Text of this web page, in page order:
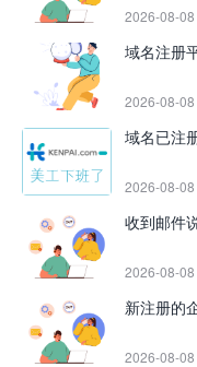
2026-08-08
域名注册
2026-08-08
域名已注
2026-08-08
收到邮件
2026-08-08
新注册的
2026-08-08